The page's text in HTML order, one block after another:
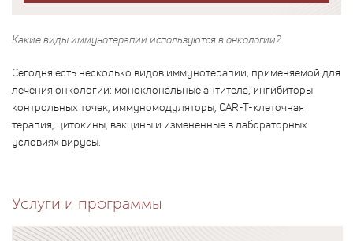
Какие виды иммунотерапии используются в онкологии?
Сегодня есть несколько видов иммунотерапии, применяемой для
лечения онкологии: моноклональные антитела, ингибиторы
контрольных точек, иммуномодуляторы, CAR-T-клеточная
терапия, цитокины, вакцины и измененные в лабораторных
условиях вирусы.
Услуги и программы